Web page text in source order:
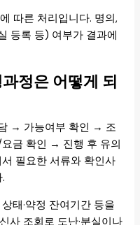
따른 처리입니다. 명의,
등록 등) 여부가 결과에
정은 어떻게 되
→ 가능여부 확인 → 조
금 확인 → 진행 후 유의
필요한 서류와 확인사
태·약정 잔여기간 등을
사 조회로 도난·분실이나